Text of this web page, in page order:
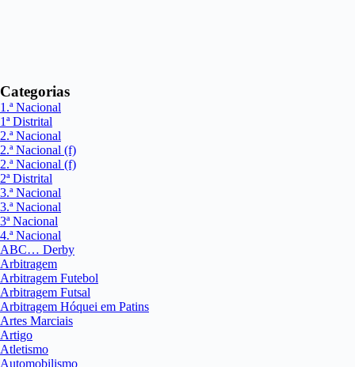
Categorias
1.ª Nacional
1ª Distrital
2.ª Nacional
2.ª Nacional (f)
2.ª Nacional (f)
2ª Distrital
3.ª Nacional
3.ª Nacional
3ª Nacional
4.ª Nacional
ABC… Derby
Arbitragem
Arbitragem Futebol
Arbitragem Futsal
Arbitragem Hóquei em Patins
Artes Marciais
Artigo
Atletismo
Automobilismo